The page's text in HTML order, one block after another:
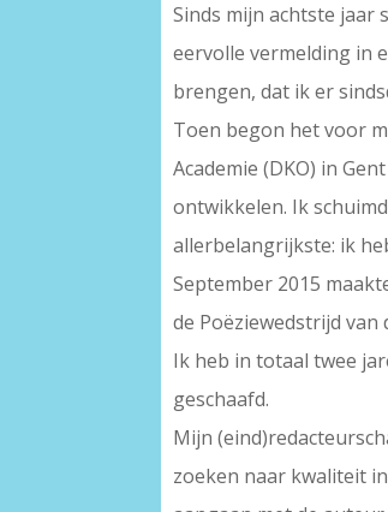
Sinds mijn achtste jaar
eervolle vermelding in
brengen, dat ik er
Toen begon het voor
Academie (DKO) in
ontwikkelen. Ik
allerbelangrijkste: ik
September 2015
de Poëziewedstrijd
Ik heb in totaal twee
geschaafd.
Mijn
zoeken naar kwaliteit